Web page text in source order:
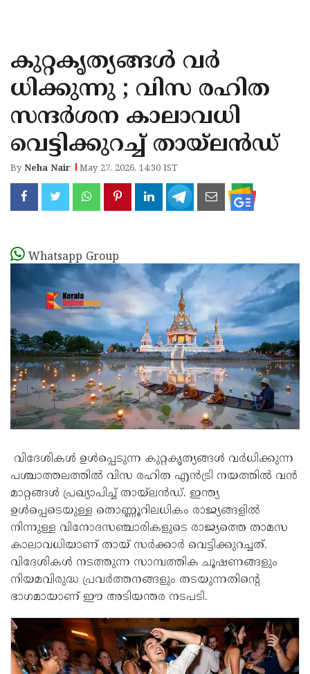
KANNUR
KASARAGOD
കുറ്റകൃത്യങ്ങൾ വർ
ധിക്കുന്നു ; വിസ രഹിത
സന്ദർശന കാലാവധി
വെട്ടിക്കുറച്ച് തായ്‌ലൻഡ്
ByNeha Nair May 27, 2026, 14:30 IST
Whatsapp Group
വിദേശികൾ ഉൾപ്പെടുന്ന കുറ്റകൃത്യങ്ങൾ വർധിക്കുന്ന
പശ്ചാത്തലത്തിൽ വിസ രഹിത എൻട്രി നയത്തിൽ വൻ
മാറ്റങ്ങൾ പ്രഖ്യാപിച്ച് തായ്‌ലൻഡ്. ഇന്ത്യ
ഉൾപ്പെടെയുള്ള തൊണ്ണൂറിലധികം രാജ്യങ്ങളിൽ
നിന്നുള്ള വിനോദസഞ്ചാരികളുടെ രാജ്യത്തെ താമസ
കാലാവധിയാണ് തായ് സർക്കാർ വെട്ടിക്കുറച്ചത്.
വിദേശികൾ നടത്തുന്ന സാമ്പത്തിക ചൂഷണങ്ങളും
നിയമവിരുദ്ധ പ്രവർത്തനങ്ങളും തടയുന്നതിന്റെ
ഭാഗമായാണ് ഈ അടിയന്തര നടപടി.